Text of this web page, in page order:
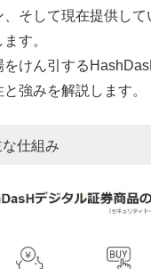
、そして現在提供し
す。
をけん引する
強みを解説します。
仕組み